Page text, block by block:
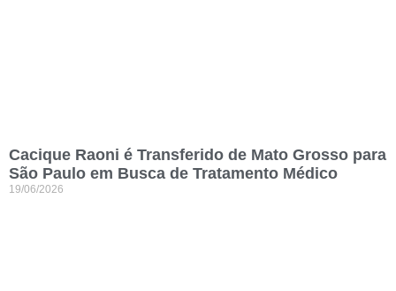
Cacique Raoni é Transferido de Mato Grosso para
São Paulo em Busca de Tratamento Médico
19/06/2026